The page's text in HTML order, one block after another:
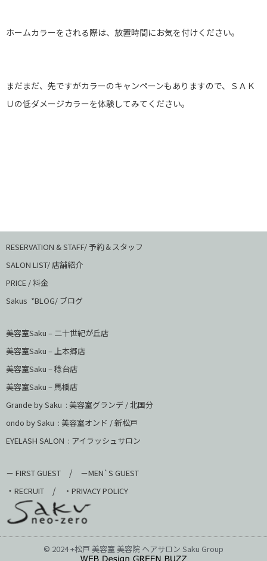
ホームカラーをされる際は、放置時間にお気を付けください。
まだまだ、先ですがカラーのキャンペーンもありますので、ＳＡＫ
Ｕの低ダメージカラーを体験してみてください。
RESERVATION & STAFF/ 予約＆スタッフ
SALON LIST/ 店舗紹介
PRICE / 料金
Sakus *BLOG/ ブログ
美容室Saku – 二十世紀が丘店
美容室Saku –上本郷店
美容室Saku –稔台店
美容室Saku – 馬橋店
Grande by Saku : 美容室グランデ / 北国分
ondo by Saku : 美容室オンド / 新松戸
EYELASH SALON : アイラッシュサロン
－ FIRST GUEST / －MEN`S GUEST
・ RECRUIT / ・PRIVACY POLICY
© 2024 +松戸 美容室 美容院 ヘアサロン Saku Group